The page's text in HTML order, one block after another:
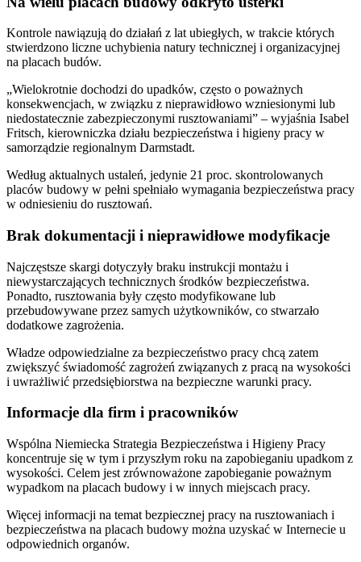
Kontrole nawiązują do działań z lat ubiegłych, w trakcie których
stwierdzono liczne uchybienia natury technicznej i organizacyjnej
na placach budów.
„Wielokrotnie dochodzi do upadków, często o poważnych
konsekwencjach, w związku z nieprawidłowo wzniesionymi lub
niedostatecznie zabezpieczonymi rusztowaniami” – wyjaśnia Isabel
Fritsch, kierowniczka działu bezpieczeństwa i higieny pracy w
samorządzie regionalnym Darmstadt.
Według aktualnych ustaleń, jedynie 21 proc. skontrolowanych
placów budowy w pełni spełniało wymagania bezpieczeństwa pracy
w odniesieniu do rusztowań.
Brak dokumentacji i nieprawidłowe modyfikacje
Najczęstsze skargi dotyczyły braku instrukcji montażu i
niewystarczających technicznych środków bezpieczeństwa.
Ponadto, rusztowania były często modyfikowane lub
przebudowywane przez samych użytkowników, co stwarzało
dodatkowe zagrożenia.
Władze odpowiedzialne za bezpieczeństwo pracy chcą zatem
zwiększyć świadomość zagrożeń związanych z pracą na wysokości
i uwrażliwić przedsiębiorstwa na bezpieczne warunki pracy.
Informacje dla firm i pracowników
Wspólna Niemiecka Strategia Bezpieczeństwa i Higieny Pracy
koncentruje się w tym i przyszłym roku na zapobieganiu upadkom z
wysokości. Celem jest zrównoważone zapobieganie poważnym
wypadkom na placach budowy i w innych miejscach pracy.
Więcej informacji na temat bezpiecznej pracy na rusztowaniach i
bezpieczeństwa na placach budowy można uzyskać w Internecie u
odpowiednich organów.